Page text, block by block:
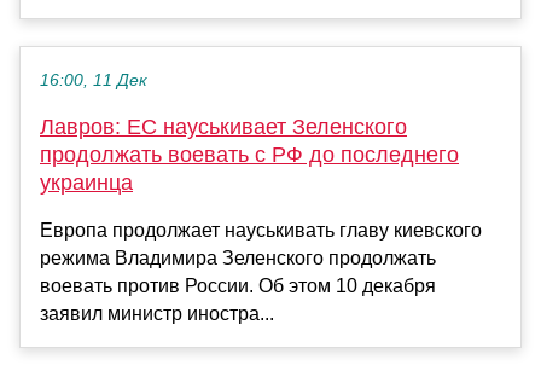
16:00, 11 Дек
Лавров: ЕС науськивает Зеленского
продолжать воевать с РФ до последнего
украинца
Европа продолжает науськивать главу киевского
режима Владимира Зеленского продолжать
воевать против России. Об этом 10 декабря
заявил министр иностра...